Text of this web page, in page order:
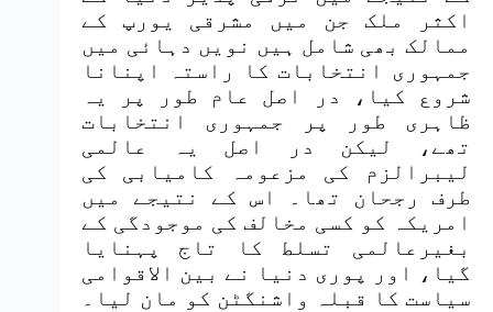
اکثر ملک جن میں مشرقی یورپ کے
ممالک بھی شامل ہیں نویں دہائی میں
جمہوری انتخابات کا راستہ اپنانا
شروع کیا، در اصل عام طور پر یہ
ظاہری طور پر جمہوری انتخابات
تھے، لیکن در اصل یہ عالمی
لیبرالزم کی مزعومہ کامیابی کی
طرف رجحان تھا۔ اس کے نتیجے میں
امریکہ کو کسی مخالف کی موجودگی کے
بغیرعالمی تسلط کا تاج پہنایا
گیا، اور پوری دنیا نے بین الاقوامی
سیاست کا قبلہ واشنگٹن کو مان لیا۔